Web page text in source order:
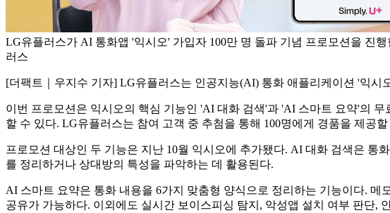
LG유플러스가 AI 통화앱 '익시오' 가입자 100만 명 돌파 기념 프로모션을 진
러스
[더팩트｜우지수 기자] LG유플러스는 인공지능(AI) 통화 애플리케이션 '익
이번 프로모션은 익시오의 핵심 기능인 'AI 대화 검색'과 'AI 스마트 요약'의
할 수 있다. LG유플러스는 참여 고객 중 추첨을 통해 100명에게 경품을 제공
프로모션 대상인 두 기능은 지난 10월 익시오에 추가됐다. AI 대화 검색은
를 정리하거나 상대방의 특성을 파악하는 데 활용된다.
AI 스마트 요약은 통화 내용을 6가지 맞춤형 양식으로 정리하는 기능이다.
공유가 가능하다. 이외에도 실시간 보이스피싱 탐지, 악성앱 설치 여부 판단,